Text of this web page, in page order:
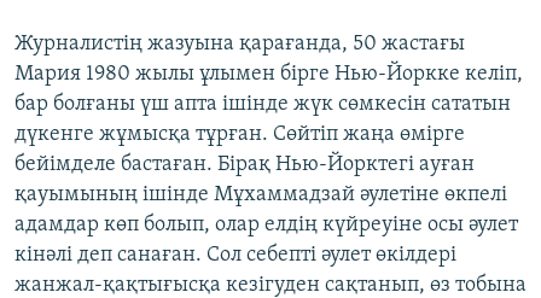
Журналистің жазуына қарағанда, 50 жастағы
Мария 1980 жылы ұлымен бірге Нью-Йоркке келіп,
бар болғаны үш апта ішінде жүк сөмкесін сататын
дүкенге жұмысқа тұрған. Сөйтіп жаңа өмірге
бейімделе бастаған. Бірақ Нью-Йорктегі ауған
қауымының ішінде Мұхаммадзай әулетіне өкпелі
адамдар көп болып, олар елдің күйреуіне осы әулет
кінәлі деп санаған. Сол себепті әулет өкілдері
жанжал-қақтығысқа кезігуден сақтанып, өз тобына